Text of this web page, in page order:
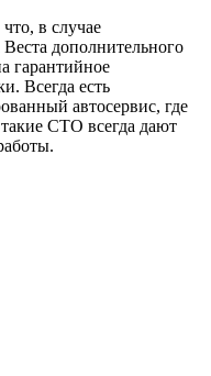
в случае
дополнительного
гарантийное
Всегда есть
автосервис, где
СТО всегда дают